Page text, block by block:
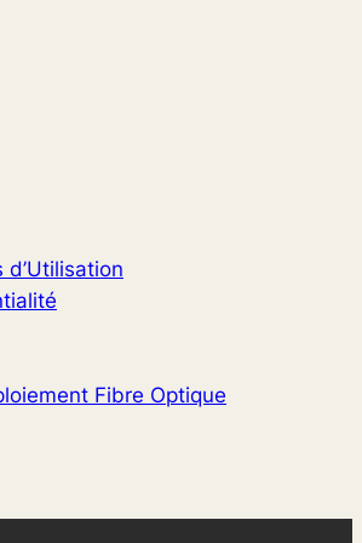
Fibre Optique